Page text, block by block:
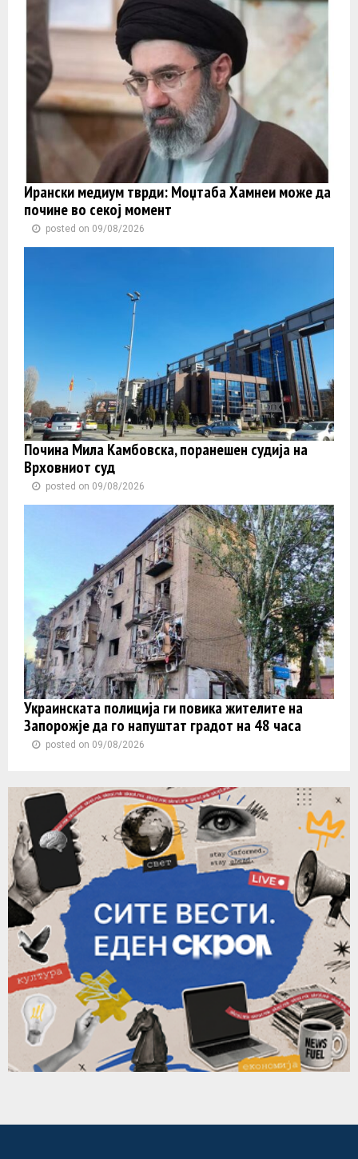
Ирански медиум тврди: Моџтаба Хамнеи може да
почине во секој момент
posted on 09/08/2026
Почина Мила Камбовска, поранешен судија на
Врховниот суд
posted on 09/08/2026
Украинската полиција ги повика жителите на
Запорожје да го напуштат градот на 48 часа
posted on 09/08/2026